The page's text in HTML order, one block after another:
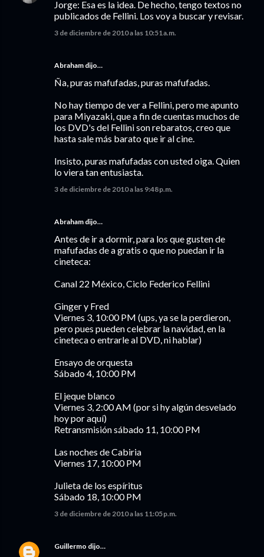
Jorge: Esa es la idea. De hecho, tengo textos no
publicados de Fellini. Los voy a buscar y revisar.
3 de diciembre de 2010 a las 10:51 a.m.
Abraham dijo…
Ña, puras mafufadas, puras mafufadas.
No hay tiempo de ver a Fellini, pero me apunto
para Miyazaki, que a fin de cuentas muchos de
los DVD's del Fellini son rebaratos, creo que
hasta sale más barato que ir al cine.
Insisto, puras mafufadas con usted oiga. Quien
lo viera tan entusiasta.
3 de diciembre de 2010 a las 9:48 p.m.
Abraham dijo…
Antes de ir a dormir, para los que gusten de
mafufadas de a gratis o que no puedan ir la
cineteca:
Canal 22 México, Ciclo Federico Fellini
Ginger y Fred
Viernes 3, 10:00 PM (ups, ya se la perdieron,
pero pues pueden celebrar la navidad, en la
cineteca o entrarle al DVD, ni hablar)
Ensayo de orquesta
Sábado 4, 10:00 PM
El jeque blanco
Viernes 3, 2:00 AM (por si hy algún desvelado
hoy por aquí)
Retransmisión sábado 11, 10:00 PM
Las noches de Cabiria
Viernes 17, 10:00 PM
Julieta de los espíritus
Sábado 18, 10:00 PM
3 de diciembre de 2010 a las 11:05 p.m.
Guillermo dijo…